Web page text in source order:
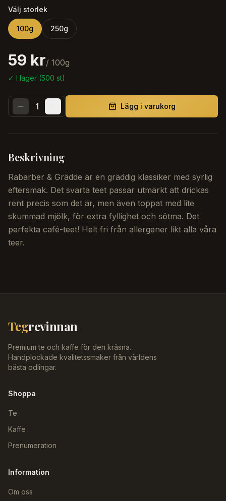
Välj storlek
100g 250g
59 kr/ 100g
✓ I lager (500 st)
1 Lägg i varukorg
Beskrivning
Rabarber & Grädde är en gräddig klassiker med syrlig
eftersmak. Det svarta teet passar utmärkt att drickas
rent precis som det är, men även toppat med lite
skummad mjölk, för extra fyllighet och sötma. Det
perfekta café-teet! Helt fri från allergener likt alla våra
teer.
Tegrevinnan
Premium te och kaffe för den kräsna.
Handplockade kvalitetssmaker från världens
bästa odlingar.
Shoppa
Te
Kaffe
Prenumeration
Information
Om oss